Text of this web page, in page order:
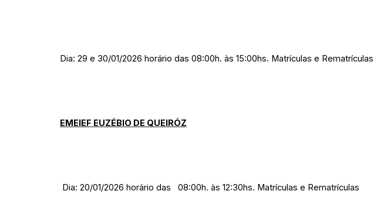
Dia: 29 e 30/01/2026 horário das 08:00h. às 15:00hs. Matrículas e Rematrículas
EMEIEF EUZÉBIO DE QUEIRÓZ
Dia: 20/01/2026 horário das 08:00h. às 12:30hs. Matrículas e Rematrículas